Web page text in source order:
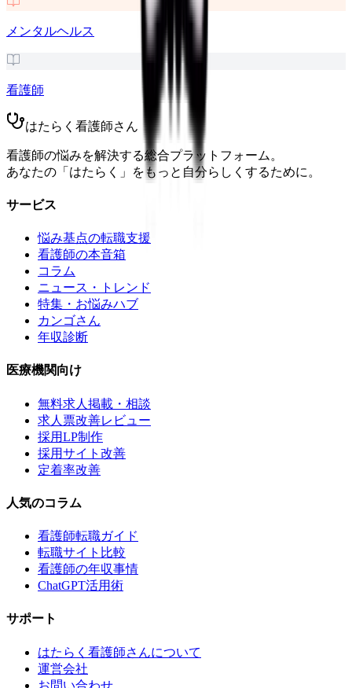
メンタルヘルス
看護師
はたらく看護師さん
看護師の悩みを解決する総合プラットフォーム。
あなたの「はたらく」をもっと自分らしくするために。
サービス
悩み基点の転職支援
看護師の本音箱
コラム
ニュース・トレンド
特集・お悩みハブ
カンゴさん
年収診断
医療機関向け
無料求人掲載・相談
求人票改善レビュー
採用LP制作
採用サイト改善
定着率改善
人気のコラム
看護師転職ガイド
転職サイト比較
看護師の年収事情
ChatGPT活用術
サポート
はたらく看護師さんについて
運営会社
お問い合わせ